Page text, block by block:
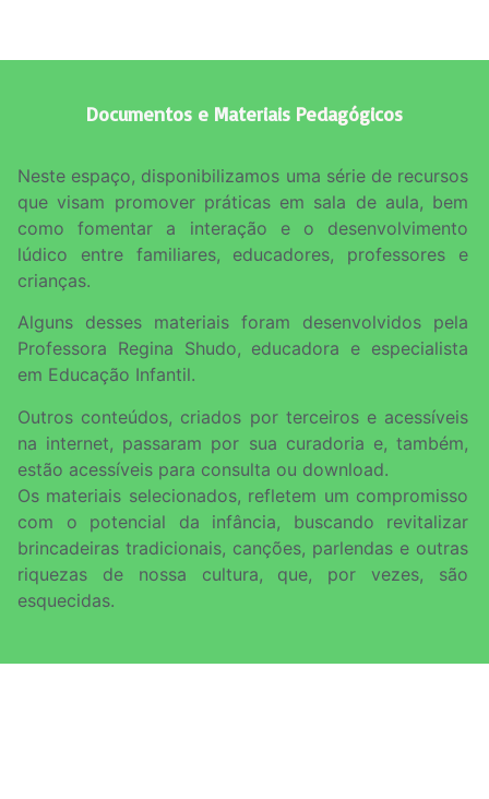
Documentos e Materiais Pedagógicos
Neste espaço, disponibilizamos uma série de recursos
que visam promover práticas em sala de aula, bem
como fomentar a interação e o desenvolvimento
lúdico entre familiares, educadores, professores e
crianças.
Alguns desses materiais foram desenvolvidos pela
Professora Regina Shudo, educadora e especialista
em Educação Infantil.
Outros conteúdos, criados por terceiros e acessíveis
na internet, passaram por sua curadoria e, também,
estão acessíveis para consulta ou download.
Os materiais selecionados, refletem um compromisso
com o potencial da infância, buscando revitalizar
brincadeiras tradicionais, canções, parlendas e outras
riquezas de nossa cultura, que, por vezes, são
esquecidas.